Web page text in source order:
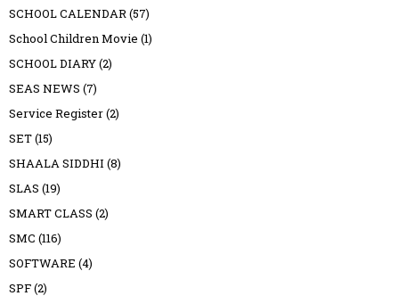
SCHOOL CALENDAR(57)
School Children Movie (1)
SCHOOL DIARY(2)
SEAS NEWS (7)
Service Register(2)
SET(15)
SHAALA SIDDHI (8)
SLAS (19)
SMART CLASS (2)
SMC (116)
SOFTWARE (4)
SPF(2)